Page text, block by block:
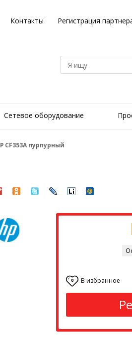
Контакты Регистрация
Сетевое оборудование
CF353A пурпурный
0 В избранное